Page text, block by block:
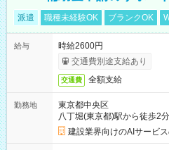
派遣 職種未経験OK ブランクOK
給与
時給2600円
交通費別途支給あり
交通費 全額支給
勤務地
東京都中央区
八丁堀(東京都)駅から徒歩2分
建設業界向けのAIサービ